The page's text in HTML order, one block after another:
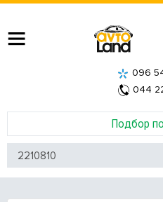
Подбор
096
044